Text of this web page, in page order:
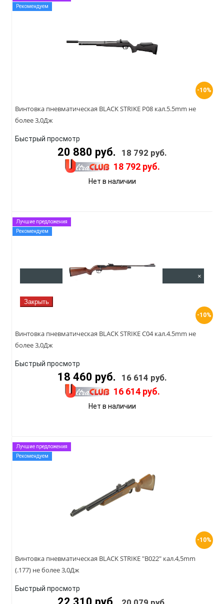
-10%
Рекомендуем
Винтовка пневматическая BLACK STRIKE P08 кал.5.5mm не
более 3,0Дж
Быстрый просмотр
20 880 руб. 18 792 руб.
18 792 руб.
Нет в наличии
-10%
Лучшие предложения
Рекомендуем
Винтовка пневматическая BLACK STRIKE C04 кал.4.5mm не
более 3,0Дж
Быстрый просмотр
18 460 руб. 16 614 руб.
16 614 руб.
Нет в наличии
-10%
Лучшие предложения
Рекомендуем
Винтовка пневматическая BLACK STRIKE "B022" кал.4,5mm
(.177) не более 3,0Дж
Быстрый просмотр
Быстрый просмотр ×
Закрыть